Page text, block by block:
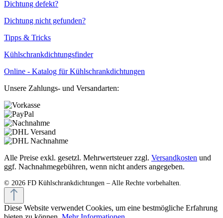
Dichtung defekt?
Dichtung nicht gefunden?
Tipps & Tricks
Kühlschrankdichtungsfinder
Online - Katalog für Kühlschrankdichtungen
Unsere Zahlungs- und Versandarten:
Alle Preise exkl. gesetzl. Mehrwertsteuer zzgl. Versandkosten und
ggf. Nachnahmegebühren, wenn nicht anders angegeben.
Diese Website verwendet Cookies, um eine bestmögliche Erfahrung